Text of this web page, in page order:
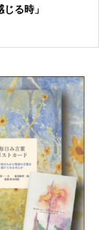
る時」